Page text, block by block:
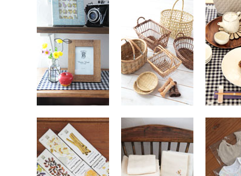
ブ
ラ
ン
ド
Room-
で
取
り
て
い
る
雑
一
部
の
写
真